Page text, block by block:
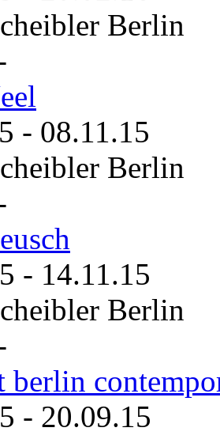
Berlin
- 08.11.15
Berlin
- 14.11.15
Berlin
berlin
- 20.09.15